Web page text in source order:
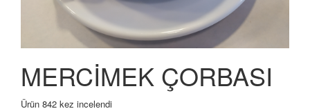
MERCİMEK ÇORBASI
Ürün 842 kez incelendi